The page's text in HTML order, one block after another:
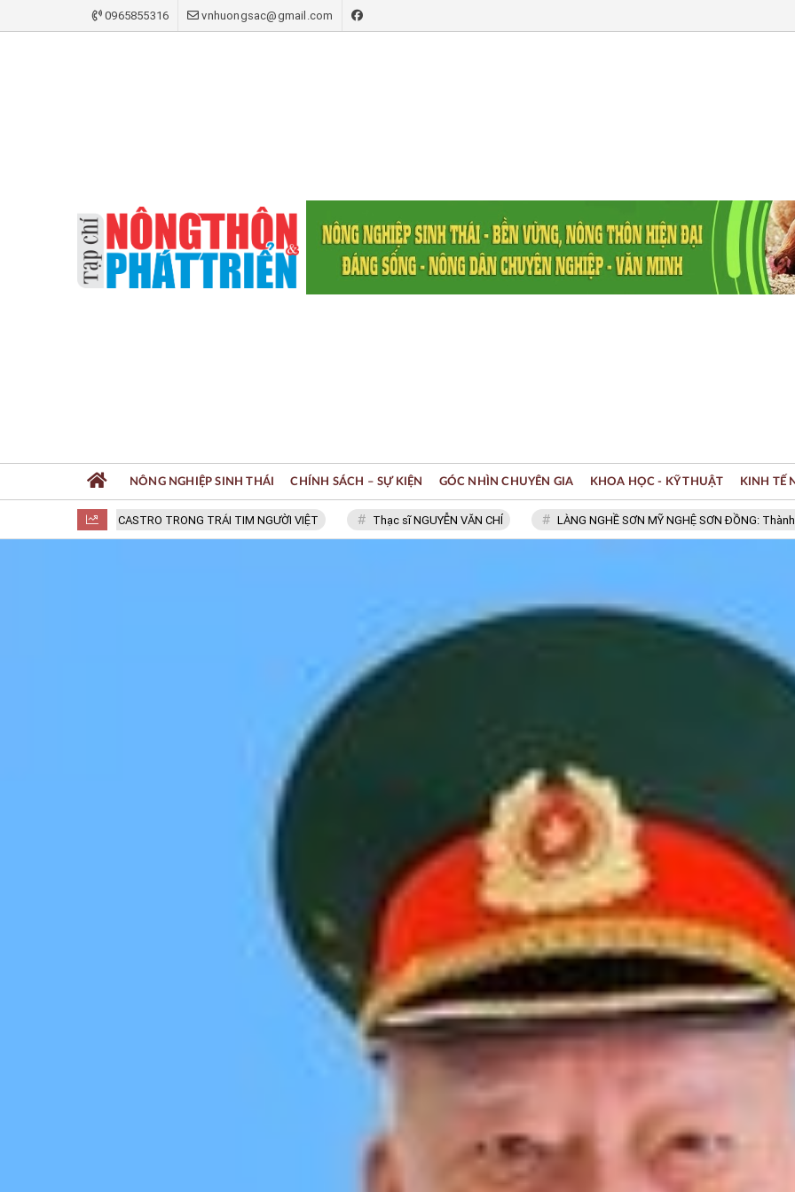
0965855316 vnhuongsac@gmail.com
FIDEL CASTRO TRONG TRÁI TIM NGƯỜI VIỆT Thạc sĩ NGUYỄN VĂN CHÍ LÀNG NGHỀ SƠN MỸ NGHỆ SƠN ĐỒNG: Thành viên
NÔNG NGHIỆP SINH THÁI CHÍNH SÁCH – SỰ KIỆN GÓC NHÌN CHUYÊN GIA KHOA HỌC - KỸ THUẬT KINH TẾ